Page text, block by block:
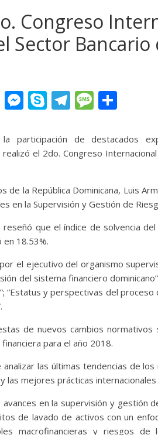
Congreso
Sector Bancario
Li
e
M
ss
e
g
er
S
y
p
T
e
gr
m
M
ss
a
e
m
p
ti
r
participación de destacados
el 2do. Congreso
de la República Dominicana, Luis
en la Supervisión y Gestión de
reseñó que el índice de solvencia
18.53%.
el ejecutivo del organismo
del sistema financiero
“Estatus y perspectivas del proceso
de nuevos cambios
para el año 2018.
las últimas tendencias de
las mejores prácticas
en la supervisión y gestión
de lavado de activos con un
macrofinancieras y riesgos